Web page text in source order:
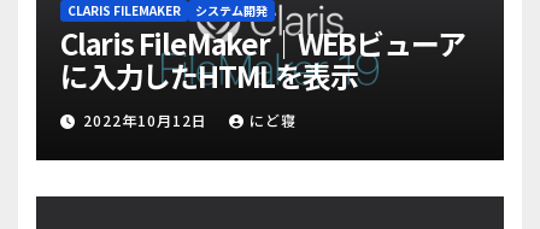
CLARIS FILEMAKER システム開発
Claris FileMaker｜WEBビューア
に入力したHTMLを表示
2022年10月12日 にど寝